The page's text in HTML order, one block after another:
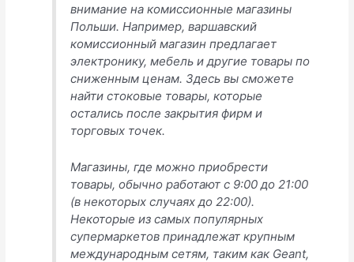
внимание на комиссионные магазины
Польши. Например, варшавский
комиссионный магазин предлагает
электронику, мебель и другие товары по
сниженным ценам. Здесь вы сможете
найти стоковые товары, которые
остались после закрытия фирм и
торговых точек.
Магазины, где можно приобрести
товары, обычно работают с 9:00 до 21:00
(в некоторых случаях до 22:00).
Некоторые из самых популярных
супермаркетов принадлежат крупным
международным сетям, таким как Geant,